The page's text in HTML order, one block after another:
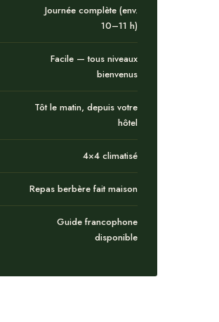
Journée complète (env.
10–11 h)
Facile — tous niveaux
bienvenus
Tôt le matin, depuis votre
hôtel
4×4 climatisé
Repas berbère fait maison
Guide francophone
disponible